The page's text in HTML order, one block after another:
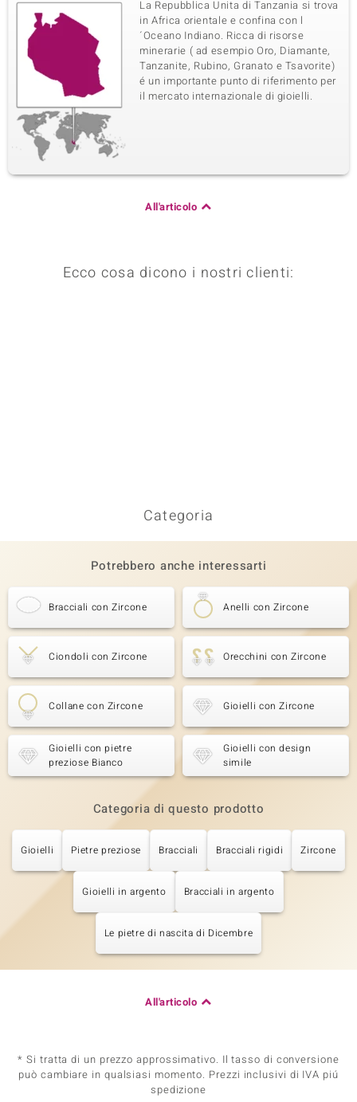
La Repubblica Unita di Tanzania si trova
in Africa orientale e confina con l
´Oceano Indiano. Ricca di risorse
minerarie ( ad esempio Oro, Diamante,
Tanzanite, Rubino, Granato e Tsavorite)
é un importante punto di riferimento per
il mercato internazionale di gioielli.
All'articolo
Ecco cosa dicono i nostri clienti:
Categoria
Potrebbero anche interessarti
Bracciali con Zircone Anelli con Zircone
Ciondoli con Zircone Orecchini con Zircone
Collane con Zircone Gioielli con Zircone
Gioielli con pietre
preziose Bianco
Gioielli con design
simile
Categoria di questo prodotto
Gioielli Pietre preziose Bracciali Bracciali rigidi Zircone
Gioielli in argento Bracciali in argento
Le pietre di nascita di Dicembre
All'articolo
* Si tratta di un prezzo approssimativo. Il tasso di conversione
può cambiare in qualsiasi momento. Prezzi inclusivi di IVA piú
spedizione